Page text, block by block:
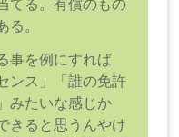
てる。有償のもの
。
事を例にすれば
ンス」「誰の免許
みたいな感じか
きると思うんやけ